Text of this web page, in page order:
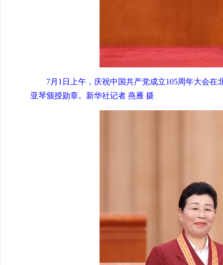
7月1日上午，庆祝中国共产党成立105周年大会
亚琴颁授勋章。新华社记者 燕雁 摄